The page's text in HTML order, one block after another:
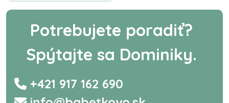
Potrebujete poradiť?
Spýtajte sa Dominiky.
+421 917 162 690